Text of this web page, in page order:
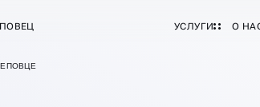
УСЛУГИ О